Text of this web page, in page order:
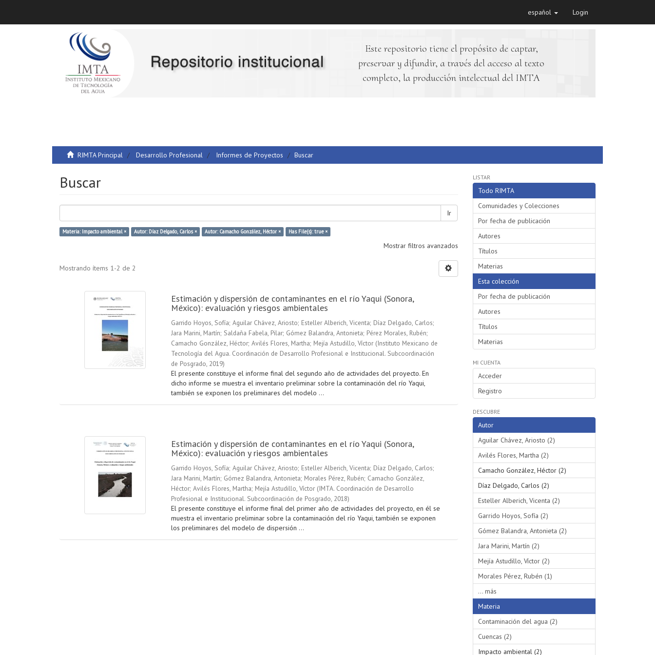
español Login
Este repositorio tiene el propósito de captar,
preservar y difundir, a través del acceso al texto
completo, la producción intelectual del IMTA
RIMTA Principal Desarrollo Profesional Informes de Proyectos Buscar
Buscar
Ir
Materia: Impacto ambiental × Autor: Díaz Delgado, Carlos × Autor: Camacho González, Héctor × Has File(s): true ×
Mostrar filtros avanzados
Mostrando ítems 1-2 de 2
Estimación y dispersión de contaminantes en el río Yaqui (Sonora,
México): evaluación y riesgos ambientales
Garrido Hoyos, Sofía; Aguilar Chávez, Ariosto; Esteller Alberich, Vicenta; Díaz Delgado, Carlos;
Jara Marini, Martín; Saldaña Fabela, Pilar; Gómez Balandra, Antonieta; Pérez Morales, Rubén;
Camacho González, Héctor; Avilés Flores, Martha; Mejía Astudillo, Víctor (Instituto Mexicano de
Tecnología del Agua. Coordinación de Desarrollo Profesional e Institucional. Subcoordinación
de Posgrado, 2019)
El presente constituye el informe final del segundo año de actividades del proyecto. En
dicho informe se muestra el inventario preliminar sobre la contaminación del río Yaqui,
también se exponen los preliminares del modelo ...
Estimación y dispersión de contaminantes en el río Yaqui (Sonora,
México): evaluación y riesgos ambientales
Garrido Hoyos, Sofía; Aguilar Chávez, Ariosto; Esteller Alberich, Vicenta; Díaz Delgado, Carlos;
Jara Marini, Martín; Gómez Balandra, Antonieta; Morales Pérez, Rubén; Camacho González,
Héctor; Avilés Flores, Martha; Mejía Astudillo, Víctor (IMTA. Coordinación de Desarrollo
Profesional e Institucional. Subcoordinación de Posgrado, 2018)
El presente constituye el informe final del primer año de actividades del proyecto, en él se
muestra el inventario preliminar sobre la contaminación del río Yaqui, también se exponen
los preliminares del modelo de dispersión ...
LISTAR
Todo RIMTA
Comunidades y Colecciones
Por fecha de publicación
Autores
Títulos
Materias
Esta colección
Por fecha de publicación
Autores
Títulos
Materias
MI CUENTA
Acceder
Registro
DESCUBRE
Autor
Aguilar Chávez, Ariosto (2)
Avilés Flores, Martha (2)
Camacho González, Héctor (2)
Díaz Delgado, Carlos (2)
Esteller Alberich, Vicenta (2)
Garrido Hoyos, Sofía (2)
Gómez Balandra, Antonieta (2)
Jara Marini, Martín (2)
Mejía Astudillo, Víctor (2)
Morales Pérez, Rubén (1)
... más
Materia
Contaminación del agua (2)
Cuencas (2)
Impacto ambiental (2)